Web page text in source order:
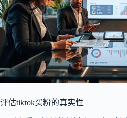
评估tiktok买粉的真实性